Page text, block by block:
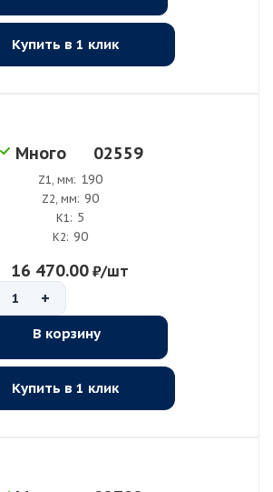
Купить в 1 клик
Много 02559
Z1, мм: 190
Z2, мм: 90
K1: 5
K2: 90
16 470.00 ₽/шт
+
В корзину
Купить в 1 клик